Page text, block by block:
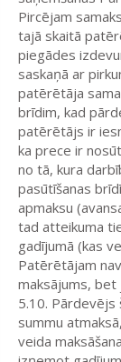
Pircējam
tajā skaitā
piegādes
saskaņā ar
patērētāja
brīdim, kad
patērētājs ir
ka prece ir
no tā, kura
pasūtīšanas
apmaksu
tad atteikuma
gadījumā (kas
Patērētājam
maksājums, bet
5.10. Pārdevējs
summu
veida